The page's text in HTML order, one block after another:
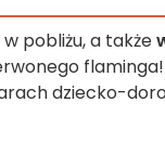
pobliżu, a także
dziecko-